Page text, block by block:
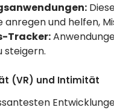
anregen und helfen,
Tracker:
steigern.
(VR) und Intimität